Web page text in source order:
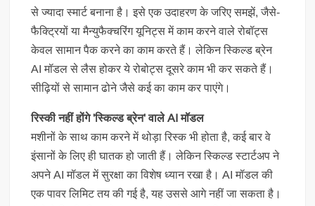
से ज्यादा स्मार्ट बनाना है। इसे एक उदाहरण के जरिए समझें, जैसे-
फैक्ट्रियों या मैन्युफैक्चरिंग यूनिट्स में काम करने वाले रोबॉट्स
केवल सामान पैक करने का काम करते हैं। लेकिन स्किल्ड ब्रेन
AI मॉडल से लैस होकर ये रोबोट्स दूसरे काम भी कर सकते हैं।
सीढ़ियों से सामान ढोने जैसे कई का काम कर पाएंगे।
रिस्की नहीं होंगे 'स्किल्ड ब्रेन' वाले AI मॉडल
मशीनों के साथ काम करने में थोड़ा रिस्क भी होता है, कई बार वे
इंसानों के लिए ही घातक हो जाती हैं। लेकिन स्किल्ड स्टार्टअप ने
अपने AI मॉडल में सुरक्षा का विशेष ध्यान रखा है। AI मॉडल की
एक पावर लिमिट तय की गई है, यह उससे आगे नहीं जा सकता है।